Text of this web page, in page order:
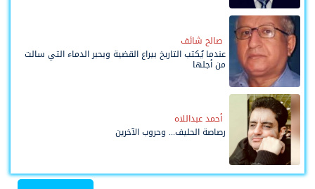
صالح شائف
عندما يُكتب التاريخ بيراع القضية وبحبر الدماء التي سالت
من أجلها
أحمد عبداللاه
رصاصة الحليف... وحروب الآخرين